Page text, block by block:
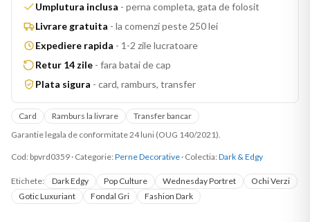
Umplutura inclusa - perna completa, gata de folosit
Livrare gratuita - la comenzi peste 250 lei
Expediere rapida - 1-2 zile lucratoare
Retur 14 zile - fara batai de cap
Plata sigura - card, ramburs, transfer
Card Ramburs la livrare
Transfer bancar
Garantie legala de conformitate 24 luni (OUG 140/2021).
Cod: bpvrd0359 · Categorie: Perne Decorative · Colectia: Dark & Edgy
Etichete: Dark Edgy Pop Culture Wednesday Portret
Ochi Verzi
Gotic Luxuriant
Fondal Gri Fashion Dark